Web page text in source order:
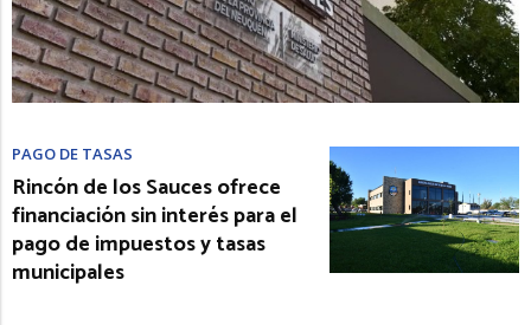
PAGO DE TASAS
Rincón de los Sauces ofrece
financiación sin interés para el
pago de impuestos y tasas
municipales